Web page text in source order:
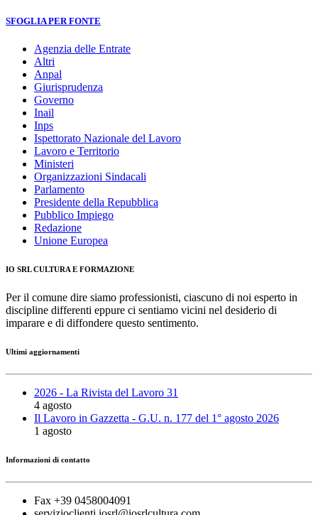
SFOGLIA PER FONTE
Agenzia delle Entrate
Altri
Anpal
Giurisprudenza
Governo
Inail
Inps
Ispettorato Nazionale del Lavoro
Lavoro e Territorio
Ministeri
Organizzazioni Sindacali
Parlamento
Presidente della Repubblica
Pubblico Impiego
Redazione
Unione Europea
IO SRL CULTURA E FORMAZIONE
Per il comune dire siamo professionisti, ciascuno di noi esperto in
discipline differenti eppure ci sentiamo vicini nel desiderio di
imparare e di diffondere questo sentimento.
Ultimi aggiornamenti
2026 - La Rivista del Lavoro 31
4 agosto
Il Lavoro in Gazzetta - G.U. n. 177 del 1° agosto 2026
1 agosto
Informazioni di contatto
Fax +39 0458004091